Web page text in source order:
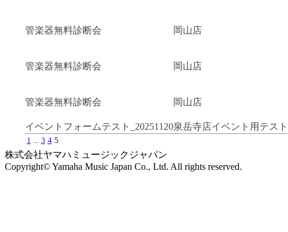
管楽器無料診断会 岡山店
管楽器無料診断会 岡山店
管楽器無料診断会 岡山店
イベントフォームテスト_20251120泉岳寺店イベント用テスト
1 3 4 5
株式会社ヤマハミュージックジャパン
Copyright© Yamaha Music Japan Co., Ltd. All rights reserved.